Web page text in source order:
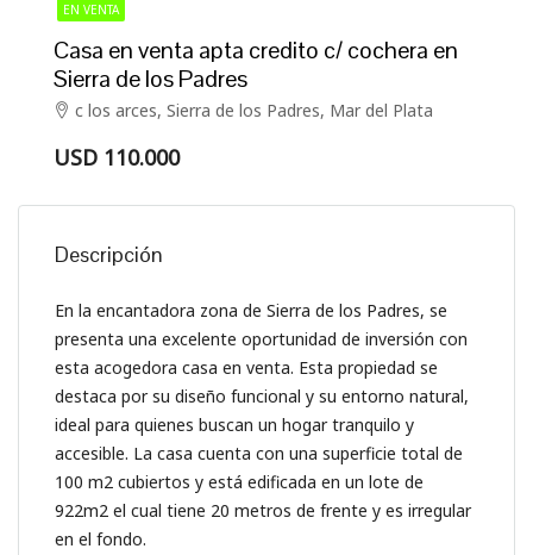
EN VENTA
Casa en venta apta credito c/ cochera en
Sierra de los Padres
c los arces, Sierra de los Padres, Mar del Plata
USD 110.000
Descripción
En la encantadora zona de Sierra de los Padres, se
presenta una excelente oportunidad de inversión con
esta acogedora casa en venta. Esta propiedad se
destaca por su diseño funcional y su entorno natural,
ideal para quienes buscan un hogar tranquilo y
accesible. La casa cuenta con una superficie total de
100 m2 cubiertos y está edificada en un lote de
922m2 el cual tiene 20 metros de frente y es irregular
en el fondo.